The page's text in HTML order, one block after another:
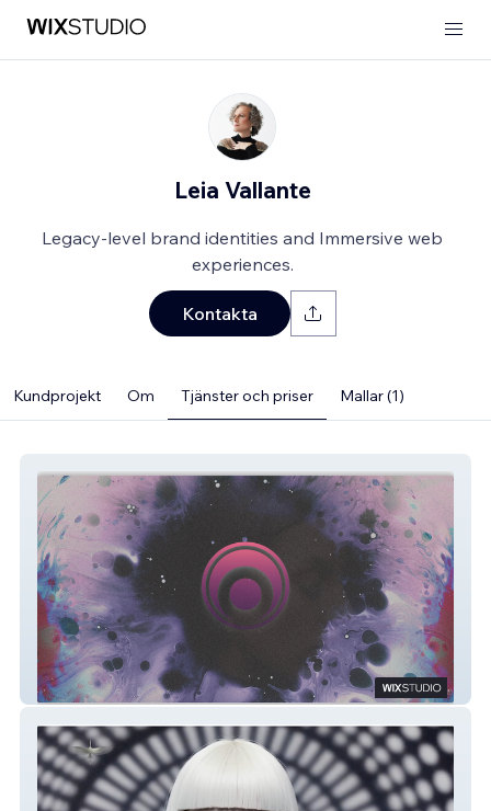
Leia Vallante
Legacy-level brand identities and Immersive web
experiences.
Kontakta
Kundprojekt Om Tjänster och priser Mallar (1)
Leia Vallante